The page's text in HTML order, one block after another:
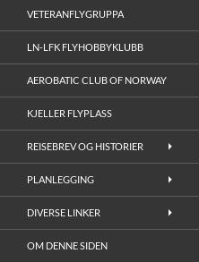
VETERANFLYGRUPPA
LN-LFK FLYHOBBYKLUBB
AEROBATIC CLUB OF NORWAY
KJELLER FLYPLASS
REISEBREV OG HISTORIER
PLANLEGGING
DIVERSE LINKER
OM DENNE SIDEN